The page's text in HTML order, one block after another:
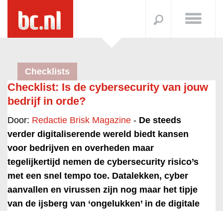
Checklists
Checklist: Is de cybersecurity van jouw
bedrijf in orde?
Door: Redactie Brisk Magazine - De steeds
verder digitaliserende wereld biedt kansen
voor bedrijven en overheden maar
tegelijkertijd nemen de cybersecurity risico’s
met een snel tempo toe. Datalekken, cyber
aanvallen en virussen zijn nog maar het tipje
van de ijsberg van ‘ongelukken’ in de digitale